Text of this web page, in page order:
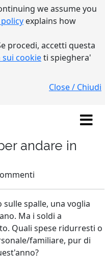
we assume you
explains how
procedi, accetti questa
cookieti spieghera'
Close / Chiudi
andare in
spalle, una voglia
Ma i soldi a
Quali spese ridurresti o
familiare, pur di